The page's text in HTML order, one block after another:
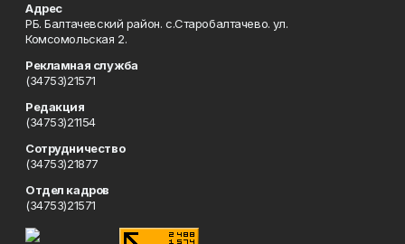
Адрес
РБ. Балтачевский район. с.Старобалтачево. ул.
Комсомольская 2.
Рекламная служба
(34753)21571
Редакция
(34753)21154
Сотрудничество
(34753)21877
Отдел кадров
(34753)21571